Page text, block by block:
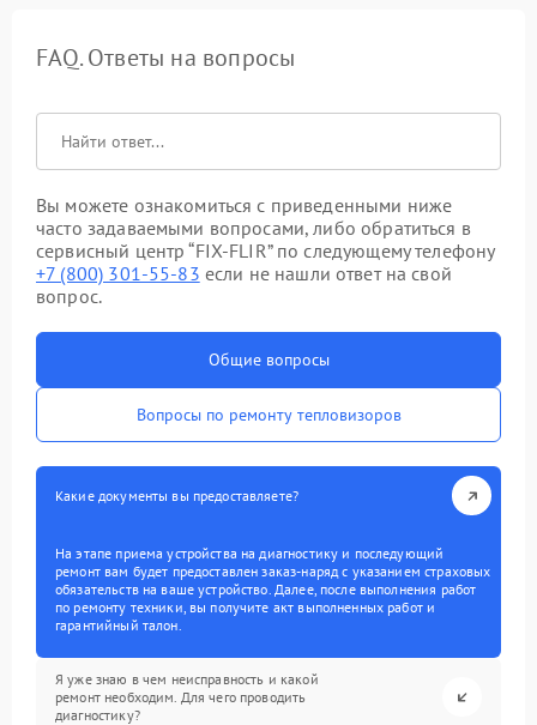
FAQ. Ответы на вопросы
Вы можете ознакомиться с приведенными ниже
часто задаваемыми вопросами, либо обратиться в
сервисный центр “FIX-FLIR” по следующему телефону
+7 (800) 301-55-83 если не нашли ответ на свой
вопрос.
Общие вопросы
Вопросы по ремонту тепловизоров
Какие документы вы предоставляете?
На этапе приема устройства на диагностику и последующий
ремонт вам будет предоставлен заказ-наряд с указанием страховых
обязательств на ваше устройство. Далее, после выполнения работ
по ремонту техники, вы получите акт выполненных работ и
гарантийный талон.
Я уже знаю в чем неисправность и какой
ремонт необходим. Для чего проводить
диагностику?